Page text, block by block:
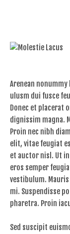
Arenean
ulusm dui fusce
Donec et placerat
dignissim magna.
Proin nec nibh
elit, vitae feugiat
et auctor nisl. Ut
eros semper
vestibulum.
mi. Suspendisse
pharetra. Proin
Sed suscipit